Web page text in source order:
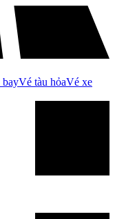
bayVé tàu hỏaVé xe